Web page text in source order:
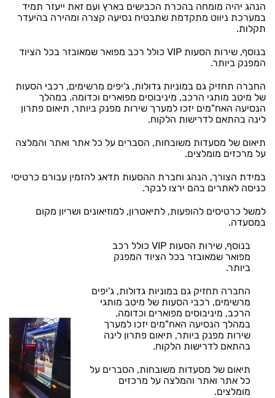
הנהג יהיה מומחה בהכרת הכבישים בארץ ועם זאת ייעזר תמיד
במערכת ניווט מתקדמת שתבטיח נסיעה קצרה ומהירה בהיעדר
תקלות.
בנוסף, שירות הסעות VIP כולל רכב מפואר שמאובזר בכל הציוד
המפנק ביותר.
החברה תחזיק גם במוניות גדולות, ג'יפים מרשימים, רכבי הסעות
של מיטב מותגי הרכב, מיניבוסים מפוארים וכדומה. במהלך
הנסיעה האח"מים יזכו למערך שירות מפנק ביותר, תיאום פתרון
לינה בהתאם לדרישות הלקוח.
תיאום של מסעדות משובחות, הסברים על כל אתר ואתר והמלצה
על מרכזים מומלצים.
במידת הצורך, הנהג וחברת ההסעות תדאג להזמין עבורם כרטיסי
כניסה לאתרים בהם ירצו לבקר.
למשל כרטיסים להופעות, לתיאטרון, למוזיאונים ושריון מקום
במסעדה.
בנוסף, שירות הסעות VIP כולל רכב
מפואר שמאובזר בכל הציוד המפנק
ביותר.
החברה תחזיק גם במוניות גדולות, ג'יפים
מרשימים, רכבי הסעות של מיטב מותגי
הרכב, מיניבוסים מפוארים וכדומה.
במהלך הנסיעה האח"מים יזכו למערך
שירות מפנק ביותר, תיאום פתרון לינה
בהתאם לדרישות הלקוח.
תיאום של מסעדות משובחות, הסברים על
כל אתר ואתר והמלצה על מרכזים
מומלצים.